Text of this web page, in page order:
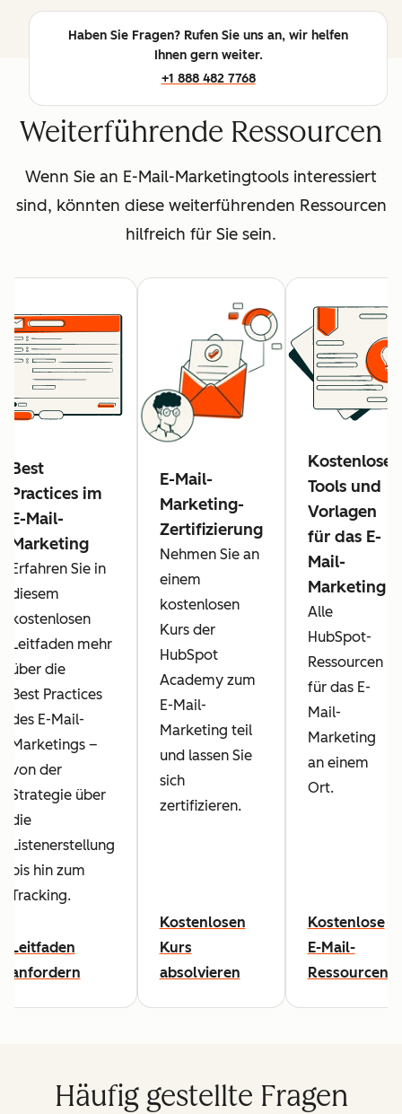
Haben Sie Fragen? Rufen Sie uns an, wir helfen
Ihnen gern weiter.
+1 888 482 7768
Weiterführende Ressourcen
Wenn Sie an E-Mail-Marketingtools interessiert
sind, könnten diese weiterführenden Ressourcen
hilfreich für Sie sein.
Best
Practices im
E-Mail-
Marketing
Erfahren Sie in
diesem
kostenlosen
Leitfaden mehr
über die
Best Practices
des E-Mail-
Marketings –
von der
Strategie über
die
Listenerstellung
bis hin zum
Tracking.
Leitfaden
anfordern
E-Mail-
Marketing-
Zertifizierung
Nehmen Sie an
einem
kostenlosen
Kurs der
HubSpot
Academy zum
E-Mail-
Marketing teil
und lassen Sie
sich
zertifizieren.
Kostenlosen
Kurs
absolvieren
Kostenlose
Tools und
Vorlagen
für das E-
Mail-
Marketing
Alle
HubSpot-
Ressourcen
für das E-
Mail-
Marketing
an einem
Ort.
Kostenlose
E-Mail-
Ressourcen
Häufig gestellte Fragen